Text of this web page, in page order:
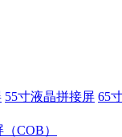
55寸液晶拼接屏 65
COB）